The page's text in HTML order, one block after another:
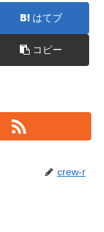
はてブ
コピー
crew-r